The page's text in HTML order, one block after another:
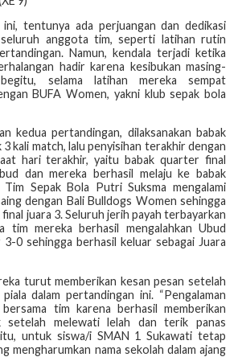
tentunya ada perjuangan dan dedikasi
anggota tim, seperti latihan rutin
Namun, kendala terjadi ketika
hadir karena kesibukan masing-
selama latihan mereka sempat
BUFA Women, yakni klub sepak bola
kedua pertandingan, dilaksanakan babak
kali match, lalu penyisihan terakhir dengan
hari terakhir, yaitu babak quarter final
dan mereka berhasil melaju ke babak
Tim Sepak Bola Putri Suksma mengalami
dengan Bali Bulldogs Women sehingga
juara 3. Seluruh jerih payah terbayarkan
tim mereka berhasil mengalahkan Ubud
0 sehingga berhasil keluar sebagai Juara
turut memberikan kesan pesan setelah
dalam pertandingan ini. “Pengalaman
tim karena berhasil memberikan
setelah melewati lelah dan terik panas
untuk siswa/i SMAN 1 Sukawati tetap
mengharumkan nama sekolah dalam ajang